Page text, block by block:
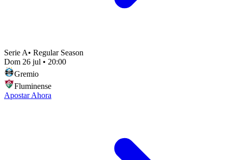
Serie A• Regular Season
Dom 26 jul • 20:00
Gremio
Fluminense
Apostar Ahora